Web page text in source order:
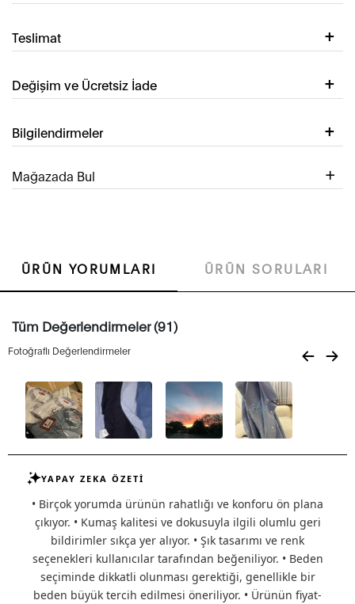
Teslimat
Değişim ve Ücretsiz İade
Bilgilendirmeler
Mağazada Bul
ÜRÜN YORUMLARI ÜRÜN SORULARI
Tüm Değerlendirmeler (91)
Fotoğraflı Değerlendirmeler
YAPAY ZEKA ÖZETİ
• Birçok yorumda ürünün rahatlığı ve konforu ön plana
çıkıyor. • Kumaş kalitesi ve dokusuyla ilgili olumlu geri
bildirimler sıkça yer alıyor. • Şık tasarımı ve renk
seçenekleri kullanıcılar tarafından beğeniliyor. • Beden
seçiminde dikkatli olunması gerektiği, genellikle bir
beden büyük tercih edilmesi öneriliyor. • Ürünün fiyat-